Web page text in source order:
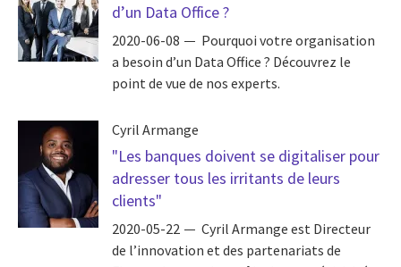
d’un Data Office ?
2020-06-08
Pourquoi votre organisation
a besoin d’un Data Office ? Découvrez le
point de vue de nos experts.
Cyril Armange
"Les banques doivent se digitaliser pour
adresser tous les irritants de leurs
clients"
2020-05-22
Cyril Armange est Directeur
de l’innovation et des partenariats de